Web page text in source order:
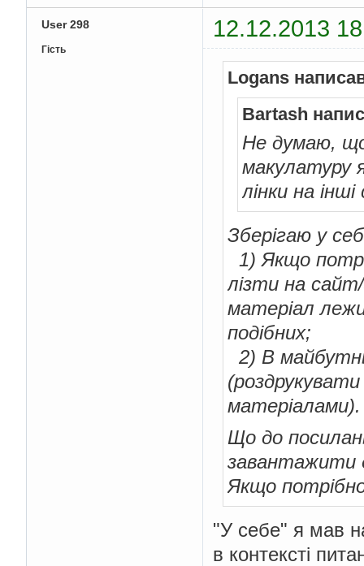
User 298 12.12.2013
Гість
Logans
Bartash
Не думаю,
макулатуру
лінки на
Зберігаю у
1) Якщо
лізти на
матеріал
подібних;
2) В
матеріалами).
Що до
завантажити
Якщо
"У себе" я мав
в контексті